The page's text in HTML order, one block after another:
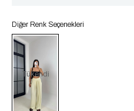
Diğer Renk Seçenekleri
Tükendi